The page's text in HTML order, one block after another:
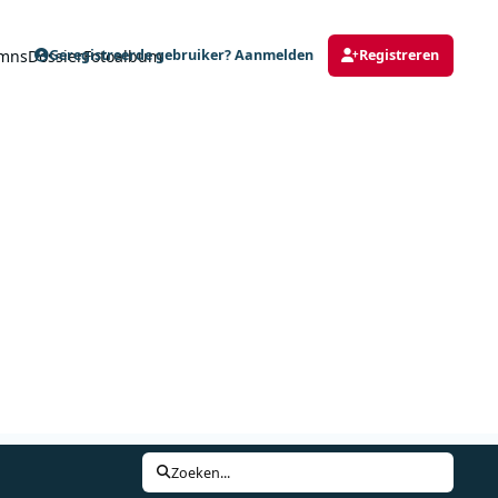
DossierFotoalbum
Geregistreerde gebruiker? Aanmelden Registreren
Zoeken...